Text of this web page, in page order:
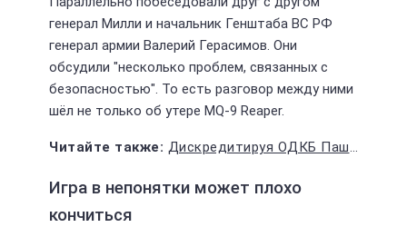
генерал Милли и начальник Генштаба ВС РФ
генерал армии Валерий Герасимов. Они
обсудили "несколько проблем, связанных с
безопасностью". То есть разговор между ними
шёл не только об утере MQ-9 Reaper.
Дискредитируя ОДКБ Пашинян рискует будущим Армении
Игра в непонятки может плохо
кончиться